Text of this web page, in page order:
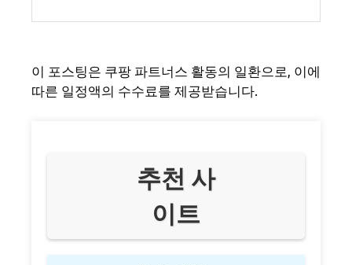
이 포스팅은 쿠팡 파트너스 활동의 일환으로, 이에
따른 일정액의 수수료를 제공받습니다.
추천 사
이트